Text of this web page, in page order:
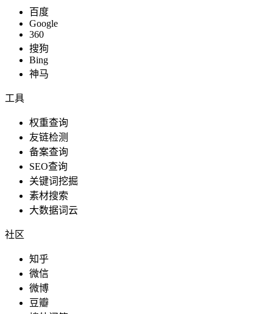
百度
Google
360
搜狗
Bing
神马
工具
权重查询
友链检测
备案查询
SEO查询
关键词挖掘
素材搜索
大数据词云
社区
知乎
微信
微博
豆瓣